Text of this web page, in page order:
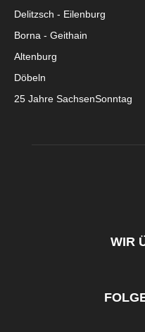
Delitzsch - Eilenburg
Borna - Geithain
Altenburg
Döbeln
25 Jahre SachsenSonntag
WIR